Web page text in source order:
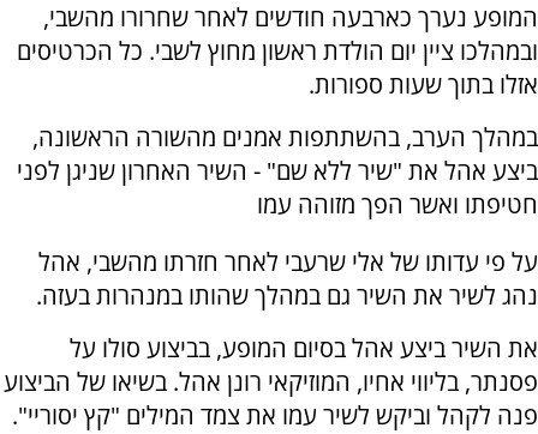
המופע נערך כארבעה חודשים לאחר שחרורו מהשבי,
ובמהלכו ציין יום הולדת ראשון מחוץ לשבי. כל הכרטיסים
אזלו בתוך שעות ספורות.
במהלך הערב, בהשתתפות אמנים מהשורה הראשונה,
ביצע אהל את "שיר ללא שם" - השיר האחרון שניגן לפני
חטיפתו ואשר הפך מזוהה עמו
על פי עדותו של אלי שרעבי לאחר חזרתו מהשבי, אהל
נהג לשיר את השיר גם במהלך שהותו במנהרות בעזה.
את השיר ביצע אהל בסיום המופע, בביצוע סולו על
פסנתר, בליווי אחיו, המוזיקאי רונן אהל. בשיאו של הביצוע
פנה לקהל וביקש לשיר עמו את צמד המילים "קץ יסוריי".